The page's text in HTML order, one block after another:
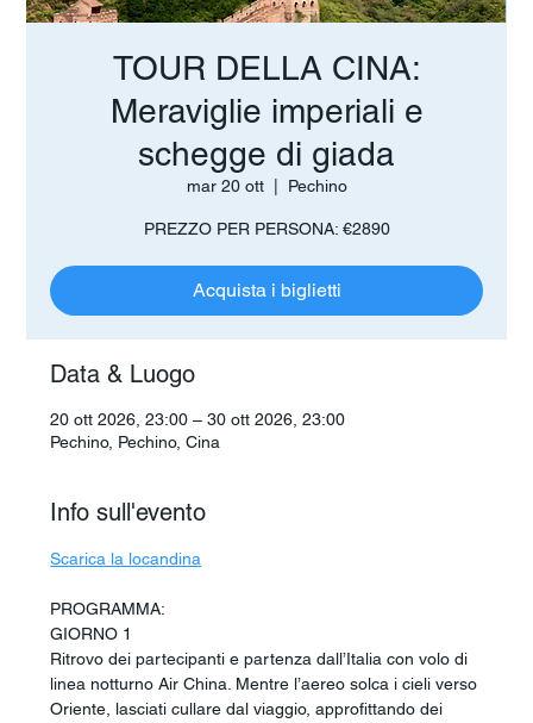
TOUR DELLA CINA:
Meraviglie imperiali e
schegge di giada
mar 20 ott
  |
Pechino
PREZZO PER PERSONA: €2890
Acquista i biglietti
Data & Luogo
20 ott 2026, 23:00 – 30 ott 2026, 23:00
Pechino, Pechino, Cina
Info sull'evento
Scarica la locandina
PROGRAMMA:
GIORNO 1
Ritrovo dei partecipanti e partenza dall’Italia con volo di
linea notturno Air China. Mentre l’aereo solca i cieli verso
Oriente, lasciati cullare dal viaggio, approfittando dei